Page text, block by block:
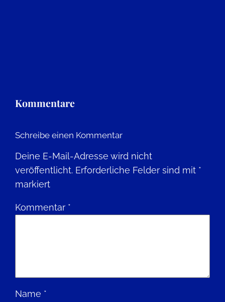
Kommentare
Schreibe einen Kommentar
Deine E-Mail-Adresse wird nicht
veröffentlicht. Erforderliche Felder sind mit *
markiert
Kommentar *
Name *